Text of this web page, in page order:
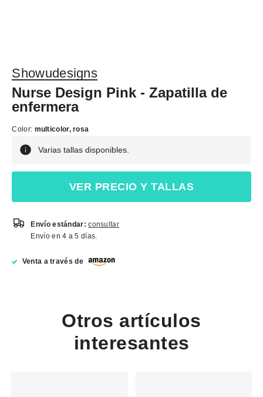
Showudesigns
Nurse Design Pink - Zapatilla de
enfermera
Color: multicolor, rosa
Varias tallas disponibles.
VER PRECIO Y TALLAS
Envío estándar:consultar
Envío en 4 a 5 días.
Venta a través de
Otros artículos
interesantes